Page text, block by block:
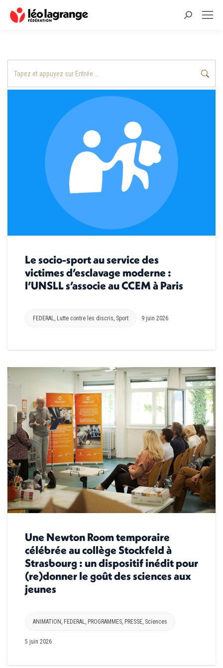
Recherche
Le socio-sport au service des
victimes d’esclavage moderne :
l’UNSLL s’associe au CCEM à Paris
FEDERAL, Lutte contre les discris, Sport 9 juin 2026
Une Newton Room temporaire
célébrée au collège Stockfeld à
Strasbourg : un dispositif inédit pour
(re)donner le goût des sciences aux
jeunes
ANIMATION FEDERAL PROGRAMMES PRESSE Sciences
5 juin 2026